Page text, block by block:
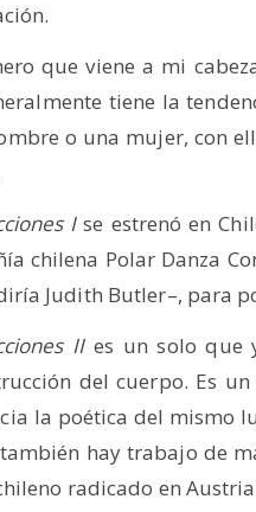
que viene a mi
tiene la
o una mujer, con
Ise estrenó en
chilena Polar Danza
Judith Butler–, para
IIes un solo que
del cuerpo. Es
la poética del mismo
hay trabajo de
radicado en